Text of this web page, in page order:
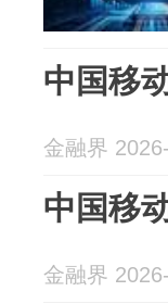
中国移
金融界
中国移
金融界